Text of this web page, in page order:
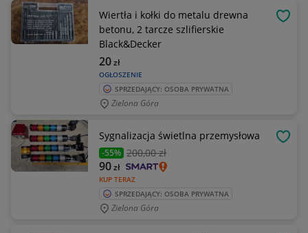
Wiertła i kołki do metalu drewna
betonu, 2 tarcze szlifierskie
Black&Decker
OGŁOSZENIE
20zł
SPRZEDAJĄCY: OSOBA PRYWATNA
Zielona Góra
Sygnalizacja świetlna przemysłowa
-55% 200,00 zł
KUP TERAZ
90zł
SPRZEDAJĄCY: OSOBA PRYWATNA
Zielona Góra